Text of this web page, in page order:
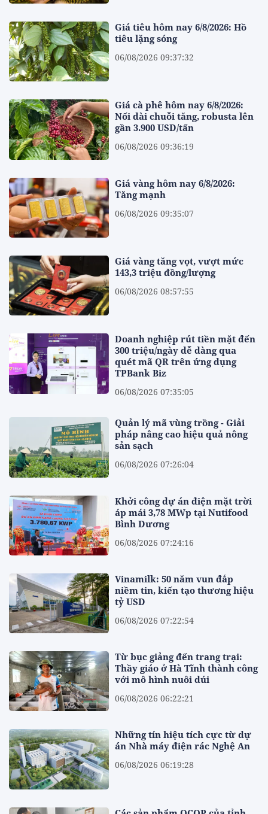
Giá tiêu hôm nay 6/8/2026: Hồ
tiêu lặng sóng
06/08/2026 09:37:32
Giá cà phê hôm nay 6/8/2026:
Nối dài chuỗi tăng, robusta lên
gần 3.900 USD/tấn
06/08/2026 09:36:19
Giá vàng hôm nay 6/8/2026:
Tăng mạnh
06/08/2026 09:35:07
Giá vàng tăng vọt, vượt mức
143,3 triệu đồng/lượng
06/08/2026 08:57:55
Doanh nghiệp rút tiền mặt đến
300 triệu/ngày dễ dàng qua
quét mã QR trên ứng dụng
TPBank Biz
06/08/2026 07:35:05
Quản lý mã vùng trồng - Giải
pháp nâng cao hiệu quả nông
sản sạch
06/08/2026 07:26:04
Khởi công dự án điện mặt trời
áp mái 3,78 MWp tại Nutifood
Bình Dương
06/08/2026 07:24:16
Vinamilk: 50 năm vun đắp
niềm tin, kiến tạo thương hiệu
tỷ USD
06/08/2026 07:22:54
Từ bục giảng đến trang trại:
Thầy giáo ở Hà Tĩnh thành công
với mô hình nuôi dúi
06/08/2026 06:22:21
Những tín hiệu tích cực từ dự
án Nhà máy điện rác Nghệ An
06/08/2026 06:19:28